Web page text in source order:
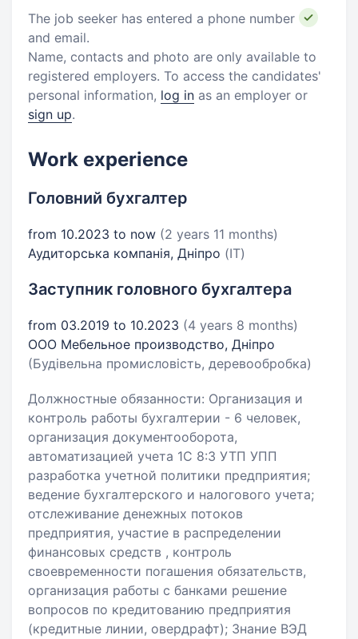
The job seeker has entered a phone number
and email.
Name, contacts and photo are only available to
registered employers. To access the candidates'
personal information, log in as an employer or
sign up.
Work experience
Головний бухгалтер
from 10.2023 to now (2 years 11 months)
Аудиторська компанія, Дніпро (IT)
Заступник головного бухгалтера
from 03.2019 to 10.2023 (4 years 8 months)
ООО Мебельное производство, Дніпро
(Будівельна промисловість, деревообробка)
Должностные обязанности: Организация и
контроль работы бухгалтерии - 6 человек,
организация документооборота,
автоматизацией учета 1С 8:3 УТП УПП
разработка учетной политики предприятия;
ведение бухгалтерского и налогового учета;
отслеживание денежных потоков
предприятия, участие в распределении
финансовых средств , контроль
своевременности погашения обязательств,
организация работы с банками решение
вопросов по кредитованию предприятия
(кредитные линии, овердрафт); Знание ВЭД